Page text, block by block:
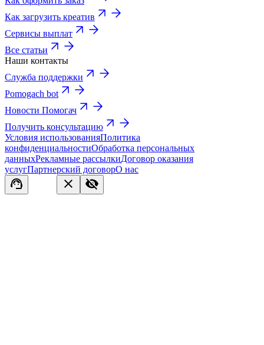
Как загрузить креатив
Сервисы выплат
Все статьи
Наши контакты
Служба поддержки
Pomogach bot
Новости Помогач
Получить консультацию
Условия использованияПолитика
конфиденциальностиОбработка персональных
данныхРекламные рассылкиДоговор оказания
услугПартнерский договорО нас